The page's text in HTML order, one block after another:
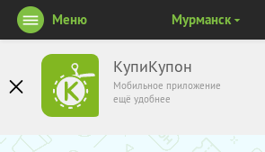
КупиКупон
Мобильное приложение
ещё удобнее
Меню Мурманск